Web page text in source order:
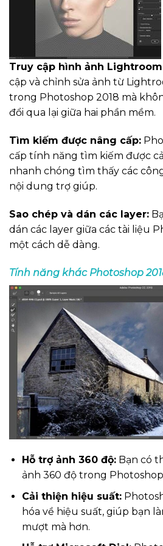
Truy cập hình ảnh Lightroom
cập và chỉnh sửa ảnh từ
trong Photoshop 2018 mà
đổi qua lại giữa hai phần mềm.
Tìm kiếm được nâng cấp:
cấp tính năng tìm kiếm được
nhanh chóng tìm thấy các
nội dung trợ giúp.
Sao chép và dán các layer:
dán các layer giữa các tài liệu
một cách dễ dàng.
Tính năng khác Photoshop
Hỗ trợ ảnh 360 độ:Bạn có
ảnh 360 độ trong Photoshop
Cải thiện hiệu suất:
hóa về hiệu suất, giúp bạn
mượt mà hơn.